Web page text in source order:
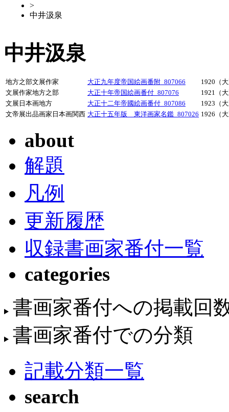
>
中井汲泉
中井汲泉
地方之部文展作家 大正九年度帝国絵画番附_807066
1920（
文展作家地方之部
大正十年帝国絵画番付_807076
1921（
文展日本画地方
大正十二年帝國絵画番付_807086
1923（
文帝展出品画家日本画関西 大正十五年版 東洋画家名鑑_807026 1926（
about
解題
凡例
更新履歴
収録書画家番付一覧
categories
書画家番付への掲載回
書画家番付での分類
記載分類一覧
search